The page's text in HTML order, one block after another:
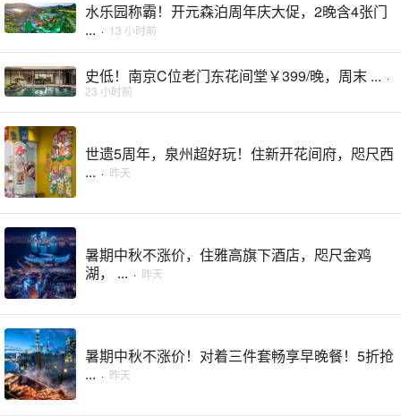
水乐园称霸！开元森泊周年庆大促，2晚含4张门
... · 13 小时前
史低！南京C位老门东花间堂￥399/晚，周末 ... ·
23 小时前
世遗5周年，泉州超好玩！住新开花间府，咫尺西
... · 昨天
暑期中秋不涨价，住雅高旗下酒店，咫尺金鸡
湖， ... · 昨天
暑期中秋不涨价！对着三件套畅享早晚餐！5折抢
... · 昨天